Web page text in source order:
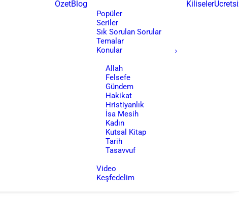
ÖzetBlog
Popüler
Seriler
Sık Sorulan Sorular
Temalar
Konular
Allah
Felsefe
Gündem
Hakikat
Hristiyanlık
İsa Mesih
Kadın
Kutsal Kitap
Tarih
Tasavvuf
Video
Keşfedelim
Kiliseler